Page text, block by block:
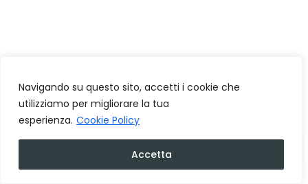
Navigando su questo sito, accetti i cookie che
utilizziamo per migliorare la tua
esperienza. Cookie Policy
Accetta